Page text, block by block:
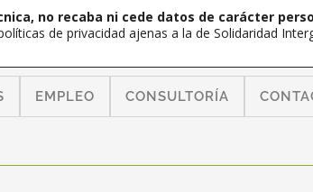
EMPLEO CONSULTORÍA
no recaba ni cede datos de carácter
de privacidad ajenas a la de Solidaridad